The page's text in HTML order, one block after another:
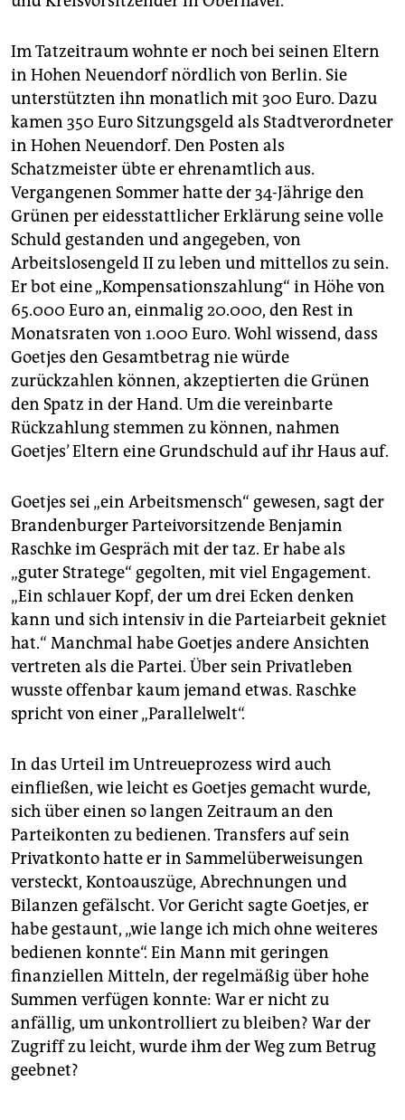
Im Tatzeitraum wohnte er noch bei seinen Eltern
in Hohen Neuendorf nördlich von Berlin. Sie
unterstützten ihn monatlich mit 300 Euro. Dazu
kamen 350 Euro Sitzungsgeld als Stadtverordneter
in Hohen Neuendorf. Den Posten als
Schatzmeister übte er ehrenamtlich aus.
Vergangenen Sommer hatte der 34-Jährige den
Grünen per eidesstattlicher Erklärung seine volle
Schuld gestanden und angegeben, von
Arbeitslosengeld II zu leben und mittellos zu sein.
Er bot eine „Kompensationszahlung“ in Höhe von
65.000 Euro an, einmalig 20.000, den Rest in
Monatsraten von 1.000 Euro. Wohl wissend, dass
Goetjes den Gesamtbetrag nie würde
zurückzahlen können, akzeptierten die Grünen
den Spatz in der Hand. Um die vereinbarte
Rückzahlung stemmen zu können, nahmen
Goetjes’ Eltern eine Grundschuld auf ihr Haus auf.
Goetjes sei „ein Arbeitsmensch“ gewesen, sagt der
Brandenburger Parteivorsitzende Benjamin
Raschke im Gespräch mit der taz. Er habe als
„guter Stratege“ gegolten, mit viel Engagement.
„Ein schlauer Kopf, der um drei Ecken denken
kann und sich intensiv in die Parteiarbeit gekniet
hat.“ Manchmal habe Goetjes andere Ansichten
vertreten als die Partei. Über sein Privatleben
wusste offenbar kaum jemand etwas. Raschke
spricht von einer „Parallelwelt“.
In das Urteil im Untreueprozess wird auch
einfließen, wie leicht es Goetjes gemacht wurde,
sich über einen so langen Zeitraum an den
Parteikonten zu bedienen. Transfers auf sein
Privatkonto hatte er in Sammelüberweisungen
versteckt, Kontoauszüge, Abrechnungen und
Bilanzen gefälscht. Vor Gericht sagte Goetjes, er
habe gestaunt, „wie lange ich mich ohne weiteres
bedienen konnte“. Ein Mann mit geringen
finanziellen Mitteln, der regelmäßig über hohe
Summen verfügen konnte: War er nicht zu
anfällig, um unkontrolliert zu bleiben? War der
Zugriff zu leicht, wurde ihm der Weg zum Betrug
geebnet?